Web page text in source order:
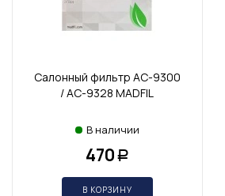
Салонный фильтр AC-9300
/ AC-9328 MADFIL
В наличии
470 Р
В КОРЗИНУ